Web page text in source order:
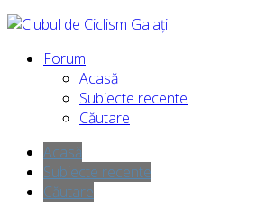
Forum
Acasă
Subiecte recente
Căutare
Acasă
Subiecte recente
Căutare